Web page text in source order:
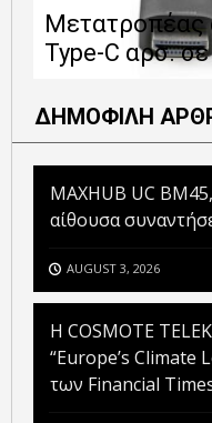
Μετατροπέας
Type-C αρσ.
ΔΗΜΟΦΙΛΗ
MAXHUB UC
αίθουσα
AUGUST 3, 2026
Η COSMOTE
“Europe’s Climate
των Financial